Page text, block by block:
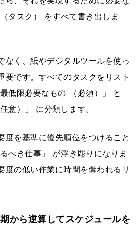
タスク） をすべて書き出しま
なく、紙やデジタルツールを使っ
要です。すべてのタスクをリスト
低限必要なもの （必須）」 と
意）」 に分類します。
度を基準に優先順位をつけること
べき仕事」 が浮き彫りになりま
度の低い作業に時間を奪われるリ
から逆算してスケジュールを